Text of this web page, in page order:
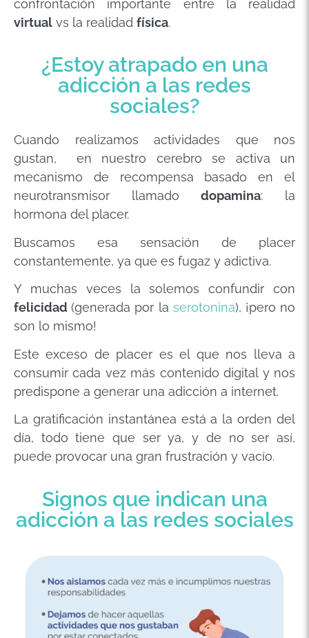
confrontación importante entre la realidad
virtual vs la realidad física.
¿Estoy atrapado en una
adicción a las redes
sociales?
Cuando realizamos actividades que nos
gustan, en nuestro cerebro se activa un
mecanismo de recompensa basado en el
neurotransmisor llamadodopamina: la
hormona del placer.
Buscamos esa sensación de placer
constantemente, ya que es fugaz y adictiva.
Y muchas veces la solemos confundir con
felicidad(generada por la serotonina), ¡pero no
son lo mismo!
Este exceso de placer es el que nos lleva a
consumir cada vez más contenido digital y nos
predispone a generar una adicción a internet.
La gratificación instantánea está a la orden del
día, todo tiene que ser ya, y de no ser así,
puede provocar una gran frustración y vacío.
Signos que indican una
adicción a las redes sociales